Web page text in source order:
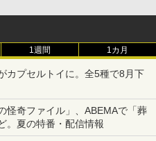
1週間 1カ月
カプセルトイに。全5種で8月下
怪奇ファイル」、ABEMAで「葬
。夏の特番・配信情報